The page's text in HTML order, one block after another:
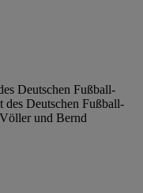
Deutschen Fußball-
des Deutschen Fußball-
und Bernd